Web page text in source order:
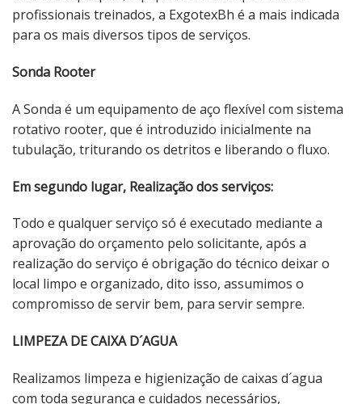
profissionais treinados, a ExgotexBh é a mais indicada
para os mais diversos tipos de serviços.
Sonda Rooter
A Sonda é um equipamento de aço flexível com sistema
rotativo rooter, que é introduzido inicialmente na
tubulação, triturando os detritos e liberando o fluxo.
Em segundo lugar, Realização dos serviços:
Todo e qualquer serviço só é executado mediante a
aprovação do orçamento pelo solicitante, após a
realização do serviço é obrigação do técnico deixar o
local limpo e organizado, dito isso, assumimos o
compromisso de servir bem, para servir sempre.
LIMPEZA DE CAIXA D´AGUA
Realizamos limpeza e higienização de caixas d´agua
com toda segurança e cuidados necessários,